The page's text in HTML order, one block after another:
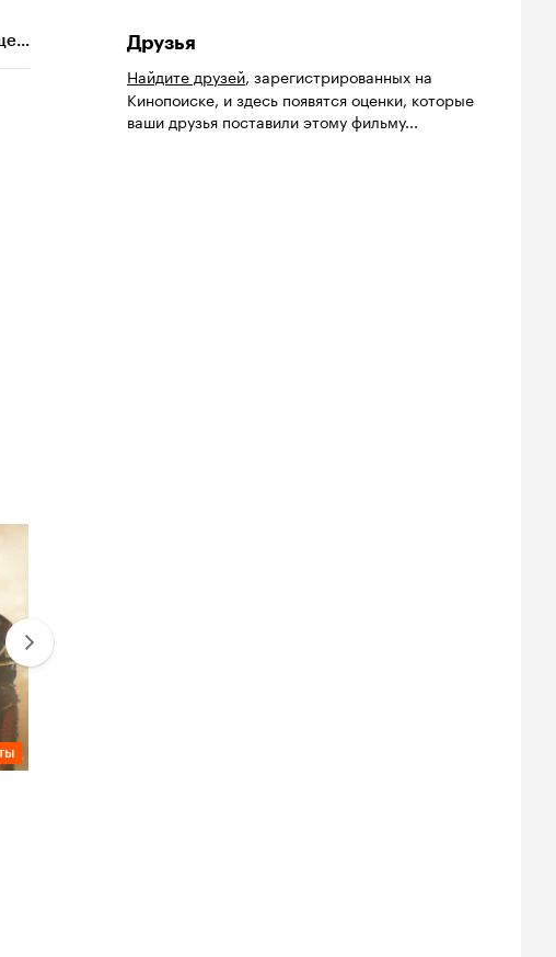
Друзья
Найдите друзей, зарегистрированных на
Кинопоиске, и здесь появятся оценки, которые
ваши друзья поставили этому фильму...